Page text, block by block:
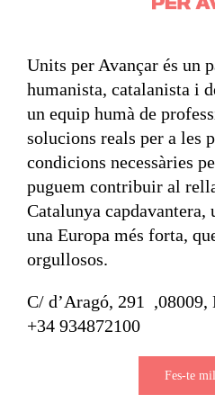
Units per Avançar és un
humanista, catalanista i
un equip humà de
solucions reals per a les
condicions necessàries
puguem contribuir al
Catalunya
una Europa més forta,
orgullosos.
C/ d’Aragó, 291
+34 934872100
Fes-te